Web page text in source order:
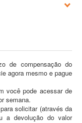
de compensação do
agora mesmo e pague
você pode acessar de
semana.
solicitar (através da
a devolução do valor